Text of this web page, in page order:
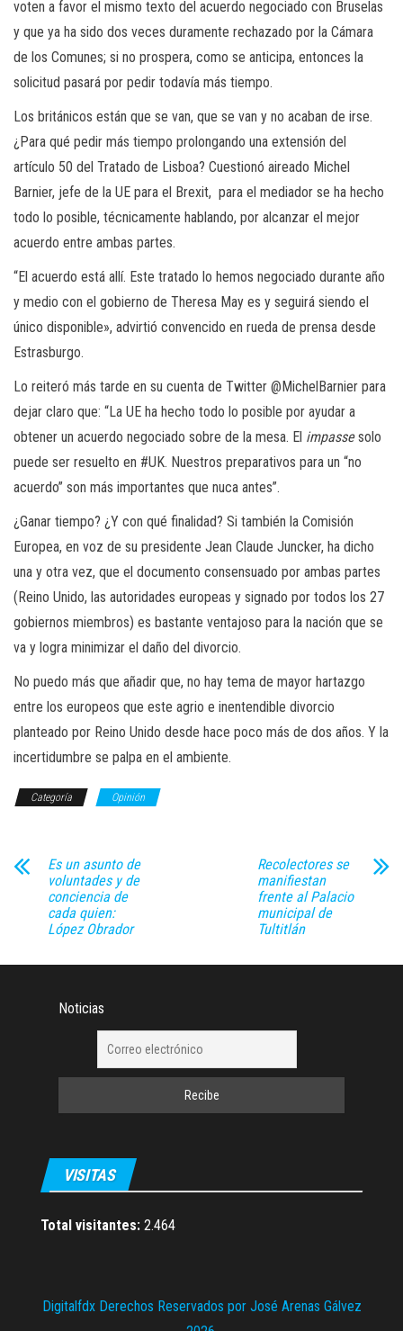
voten a favor el mismo texto del acuerdo negociado con Bruselas
y que ya ha sido dos veces duramente rechazado por la Cámara
de los Comunes; si no prospera, como se anticipa, entonces la
solicitud pasará por pedir todavía más tiempo.
Los británicos están que se van, que se van y no acaban de irse.
¿Para qué pedir más tiempo prolongando una extensión del
artículo 50 del Tratado de Lisboa? Cuestionó aireado Michel
Barnier, jefe de la UE para el Brexit, para el mediador se ha hecho
todo lo posible, técnicamente hablando, por alcanzar el mejor
acuerdo entre ambas partes.
“El acuerdo está allí. Este tratado lo hemos negociado durante año
y medio con el gobierno de Theresa May es y seguirá siendo el
único disponible», advirtió convencido en rueda de prensa desde
Estrasburgo.
Lo reiteró más tarde en su cuenta de Twitter @MichelBarnier para
dejar claro que: “La UE ha hecho todo lo posible por ayudar a
obtener un acuerdo negociado sobre de la mesa. El impassesolo
puede ser resuelto en #UK. Nuestros preparativos para un “no
acuerdo” son más importantes que nuca antes”.
¿Ganar tiempo? ¿Y con qué finalidad? Si también la Comisión
Europea, en voz de su presidente Jean Claude Juncker, ha dicho
una y otra vez, que el documento consensuado por ambas partes
(Reino Unido, las autoridades europeas y signado por todos los 27
gobiernos miembros) es bastante ventajoso para la nación que se
va y logra minimizar el daño del divorcio.
No puedo más que añadir que, no hay tema de mayor hartazgo
entre los europeos que este agrio e inentendible divorcio
planteado por Reino Unido desde hace poco más de dos años. Y la
incertidumbre se palpa en el ambiente.
Categoría Opinión
Es un asunto de
voluntades y de
conciencia de
cada quien:
López Obrador
Recolectores se
manifiestan
frente al Palacio
municipal de
Tultitlán
Noticias
VISITAS
Total visitantes: 2.464
Digitalfdx Derechos Reservados por José Arenas Gálvez